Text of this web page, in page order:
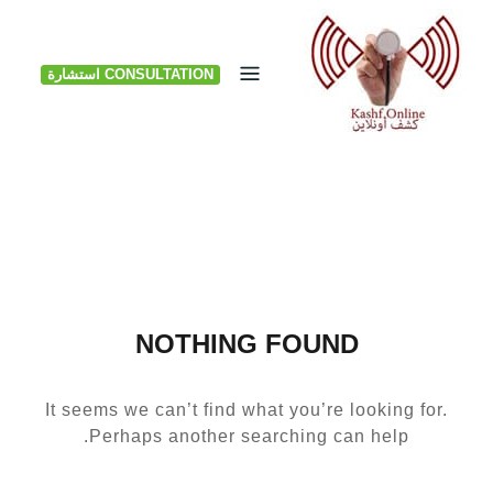
Skip
content
CONSULTATION استشارة
NOTHING FOUND
It seems we can’t find what you’re looking for.
Perhaps another searching can help.